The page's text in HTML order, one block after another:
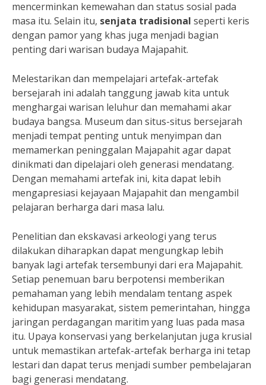
mencerminkan kemewahan dan status sosial pada
masa itu. Selain itu, senjata tradisional seperti keris
dengan pamor yang khas juga menjadi bagian
penting dari warisan budaya Majapahit.
Melestarikan dan mempelajari artefak-artefak
bersejarah ini adalah tanggung jawab kita untuk
menghargai warisan leluhur dan memahami akar
budaya bangsa. Museum dan situs-situs bersejarah
menjadi tempat penting untuk menyimpan dan
memamerkan peninggalan Majapahit agar dapat
dinikmati dan dipelajari oleh generasi mendatang.
Dengan memahami artefak ini, kita dapat lebih
mengapresiasi kejayaan Majapahit dan mengambil
pelajaran berharga dari masa lalu.
Penelitian dan ekskavasi arkeologi yang terus
dilakukan diharapkan dapat mengungkap lebih
banyak lagi artefak tersembunyi dari era Majapahit.
Setiap penemuan baru berpotensi memberikan
pemahaman yang lebih mendalam tentang aspek
kehidupan masyarakat, sistem pemerintahan, hingga
jaringan perdagangan maritim yang luas pada masa
itu. Upaya konservasi yang berkelanjutan juga krusial
untuk memastikan artefak-artefak berharga ini tetap
lestari dan dapat terus menjadi sumber pembelajaran
bagi generasi mendatang.